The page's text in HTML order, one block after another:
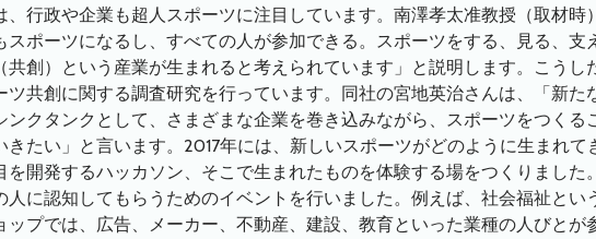
、行政や企業も超人スポーツに注目しています。南澤孝太准教授（取材
スポーツになるし、すべての人が参加できる。スポーツをする、見る、
共創）という産業が生まれると考えられています」と説明します。こうし
ツ共創に関する調査研究を行っています。同社の宮地英治さんは、「新
ンクタンクとして、さまざまな企業を巻き込みながら、スポーツをつく
きたい」と言います。2017年には、新しいスポーツがどのように生まれ
を開発するハッカソン、そこで生まれたものを体験する場をつくりました
人に認知してもらうためのイベントを行いました。例えば、社会福祉とい
ップでは、広告、メーカー、不動産、建設、教育といった業種の人びと